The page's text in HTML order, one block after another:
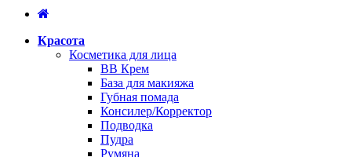
Красота
Косметика для лица
BB Крем
База для макияжа
Губная помада
Консилер/Корректор
Подводка
Пудра
Румяна